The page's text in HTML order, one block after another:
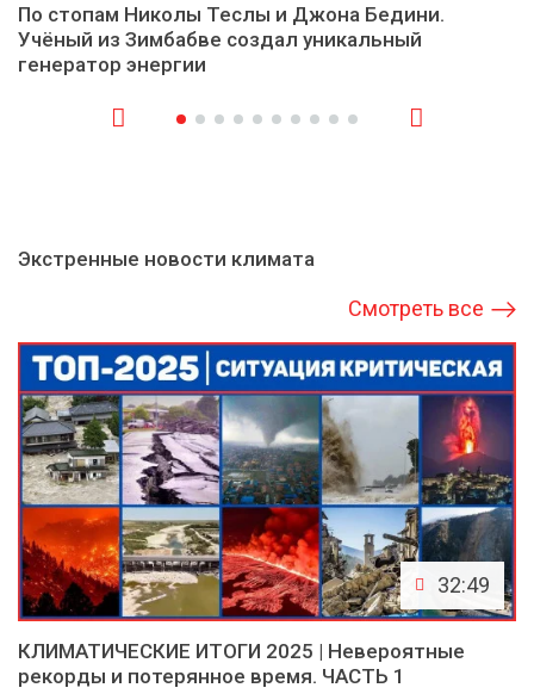
По стопам Николы Теслы и Джона Бедини.
Учёный из Зимбабве создал уникальный
генератор энергии
Экстренные новости климата
Смотреть все
32:49
КЛИМАТИЧЕСКИЕ ИТОГИ 2025 | Невероятные
рекорды и потерянное время. ЧАСТЬ 1